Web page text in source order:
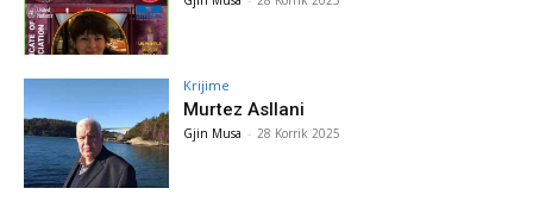
Krijime
Murtez Asllani
Gjin Musa - 28 Korrik 2025